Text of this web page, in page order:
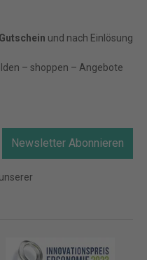
und nach Einlösung
– shoppen – Angebote
Newsletter Abonnieren